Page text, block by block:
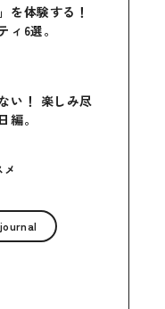
を体験する！
ィ6選。
い！ 楽しみ尽
編。
メ